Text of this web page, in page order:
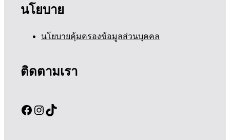
นโยบาย
นโยบายคุ้มครองข้อมูลส่วนบุคคล
ติดตามเรา
Facebook
Instagram
TikTok